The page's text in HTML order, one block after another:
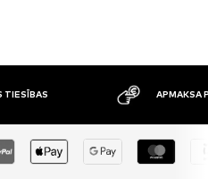
TIESĪBAS APMAKSA